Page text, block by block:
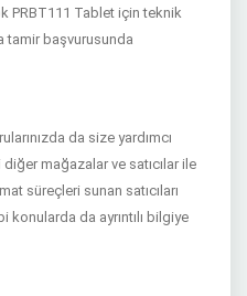
PRBT111 Tablet için teknik
tamir başvurusunda
da size yardımcı
mağazalar ve satıcılar ile
süreçleri sunan satıcıları
da ayrıntılı bilgiye